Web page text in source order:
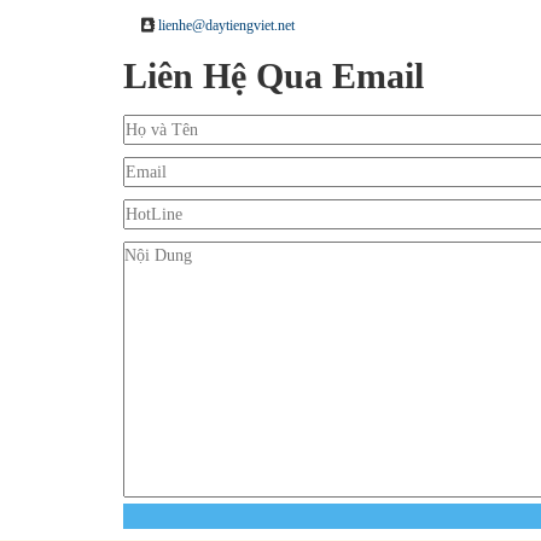
lienhe@daytiengviet.net
Liên Hệ Qua Email